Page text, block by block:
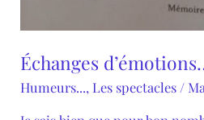
Échanges
Humeurs..., Les spectacles /